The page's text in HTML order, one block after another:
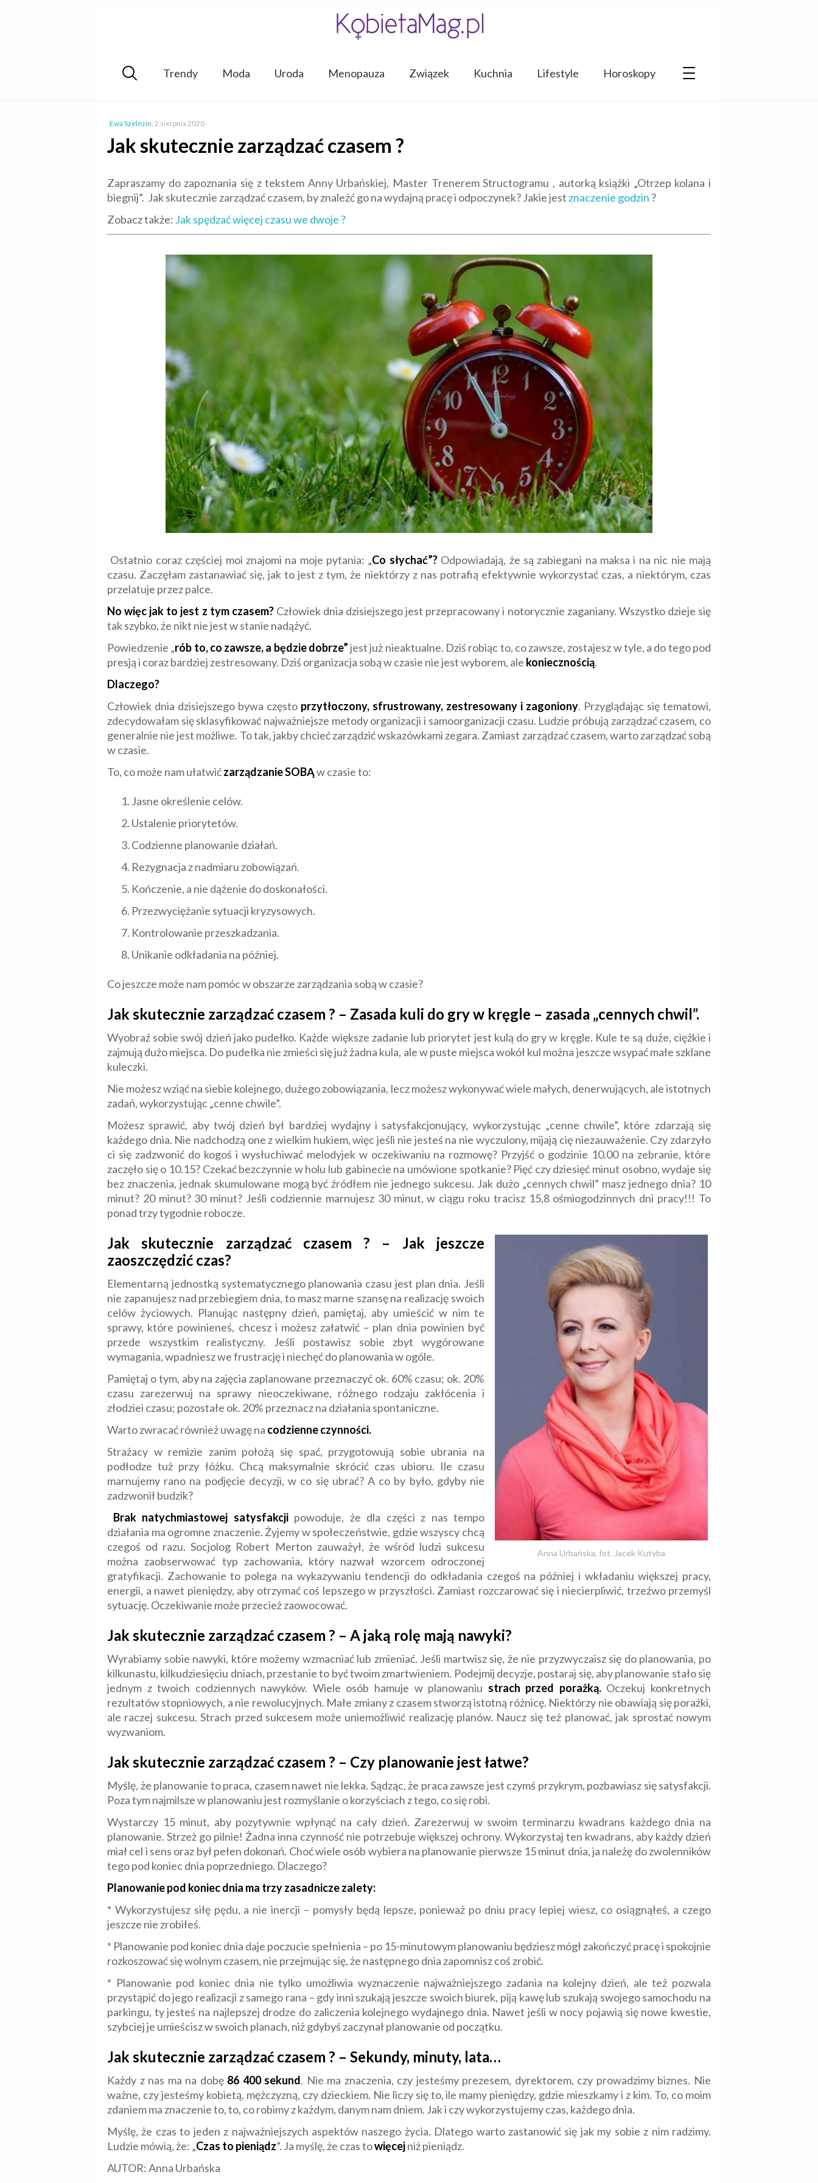
Trendy Moda Uroda Menopauza Związek Kuchnia Lifestyle Horoskopy
Ewa Szelezin, 2 sierpnia 2020
Jak skutecznie zarządzać czasem ?
Zapraszamy do zapoznania się z tekstem Anny Urbańskiej, Master Trenerem Structogramu , autorką książki „Otrzep kolana i
biegnij”. Jak skutecznie zarządzać czasem, by znaleźć go na wydajną pracę i odpoczynek? Jakie jest znaczenie godzin ?
Zobacz także: Jak spędzać więcej czasu we dwoje ?
Ostatnio coraz częściej moi znajomi na moje pytania: „Co słychać”? Odpowiadają, że są zabiegani na maksa i na nic nie mają
czasu. Zaczęłam zastanawiać się, jak to jest z tym, że niektórzy z nas potrafią efektywnie wykorzystać czas, a niektórym, czas
przelatuje przez palce.
No więc jak to jest z tym czasem? Człowiek dnia dzisiejszego jest przepracowany i notorycznie zaganiany. Wszystko dzieje się
tak szybko, że nikt nie jest w stanie nadążyć.
Powiedzenie „rób to, co zawsze, a będzie dobrze”jest już nieaktualne. Dziś robiąc to, co zawsze, zostajesz w tyle, a do tego pod
presją i coraz bardziej zestresowany. Dziś organizacja sobą w czasie nie jest wyborem, ale koniecznością.
Dlaczego?
Człowiek dnia dzisiejszego bywa często przytłoczony, sfrustrowany, zestresowany i zagoniony. Przyglądając się tematowi,
zdecydowałam się sklasyfikować najważniejsze metody organizacji i samoorganizacji czasu. Ludzie próbują zarządzać czasem, co
generalnie nie jest możliwe. To tak, jakby chcieć zarządzić wskazówkami zegara. Zamiast zarządzać czasem, warto zarządzać sobą
w czasie.
To, co może nam ułatwićzarządzanie SOBĄw czasie to:
Jasne określenie celów.
Ustalenie priorytetów.
Codzienne planowanie działań.
Rezygnacja z nadmiaru zobowiązań.
Kończenie, a nie dążenie do doskonałości.
Przezwyciężanie sytuacji kryzysowych.
Kontrolowanie przeszkadzania.
Unikanie odkładania na później.
Co jeszcze może nam pomóc w obszarze zarządzania sobą w czasie?
Jak skutecznie zarządzać czasem ? – Zasada kuli do gry w kręgle – zasada „cennych chwil”.
Wyobraź sobie swój dzień jako pudełko. Każde większe zadanie lub priorytet jest kulą do gry w kręgle. Kule te są duże, ciężkie i
zajmują dużo miejsca. Do pudełka nie zmieści się już żadna kula, ale w puste miejsca wokół kul można jeszcze wsypać małe szklane
kuleczki.
Nie możesz wziąć na siebie kolejnego, dużego zobowiązania, lecz możesz wykonywać wiele małych, denerwujących, ale istotnych
zadań, wykorzystując „cenne chwile”.
Możesz sprawić, aby twój dzień był bardziej wydajny i satysfakcjonujący, wykorzystując „cenne chwile”, które zdarzają się
każdego dnia. Nie nadchodzą one z wielkim hukiem, więc jeśli nie jesteś na nie wyczulony, mijają cię niezauważenie. Czy zdarzyło
ci się zadzwonić do kogoś i wysłuchiwać melodyjek w oczekiwaniu na rozmowę? Przyjść o godzinie 10.00 na zebranie, które
zaczęło się o 10.15? Czekać bezczynnie w holu lub gabinecie na umówione spotkanie? Pięć czy dziesięć minut osobno, wydaje się
bez znaczenia, jednak skumulowane mogą być źródłem nie jednego sukcesu. Jak dużo „cennych chwil” masz jednego dnia? 10
minut? 20 minut? 30 minut? Jeśli codziennie marnujesz 30 minut, w ciągu roku tracisz 15,8 ośmiogodzinnych dni pracy!!! To
ponad trzy tygodnie robocze.
Anna Urbańska, fot. Jacek Kutyba
Jak skutecznie zarządzać czasem ? – Jak jeszcze
zaoszczędzić czas?
Elementarną jednostką systematycznego planowania czasu jest plan dnia. Jeśli
nie zapanujesz nad przebiegiem dnia, to masz marne szansę na realizację swoich
celów życiowych. Planując następny dzień, pamiętaj, aby umieścić w nim te
sprawy, które powinieneś, chcesz i możesz załatwić – plan dnia powinien być
przede wszystkim realistyczny. Jeśli postawisz sobie zbyt wygórowane
wymagania, wpadniesz we frustrację i niechęć do planowania w ogóle.
Pamiętaj o tym, aby na zajęcia zaplanowane przeznaczyć ok. 60% czasu; ok. 20%
czasu zarezerwuj na sprawy nieoczekiwane, różnego rodzaju zakłócenia i
złodziei czasu; pozostałe ok. 20% przeznacz na działania spontaniczne.
Warto zwracać również uwagę na codzienne czynności.
Strażacy w remizie zanim położą się spać, przygotowują sobie ubrania na
podłodze tuż przy łóżku. Chcą maksymalnie skrócić czas ubioru. Ile czasu
marnujemy rano na podjęcie decyzji, w co się ubrać? A co by było, gdyby nie
zadzwonił budzik?
Brak natychmiastowej satysfakcji powoduje, że dla części z nas tempo
działania ma ogromne znaczenie. Żyjemy w społeczeństwie, gdzie wszyscy chcą
czegoś od razu. Socjolog Robert Merton zauważył, że wśród ludzi sukcesu
można zaobserwować typ zachowania, który nazwał wzorcem odroczonej
gratyfikacji. Zachowanie to polega na wykazywaniu tendencji do odkładania czegoś na później i wkładaniu większej pracy,
energii, a nawet pieniędzy, aby otrzymać coś lepszego w przyszłości. Zamiast rozczarować się i niecierpliwić, trzeźwo przemyśl
sytuację. Oczekiwanie może przecież zaowocować.
Jak skutecznie zarządzać czasem ? – A jaką rolę mają nawyki?
Wyrabiamy sobie nawyki, które możemy wzmacniać lub zmieniać. Jeśli martwisz się, że nie przyzwyczaisz się do planowania, po
kilkunastu, kilkudziesięciu dniach, przestanie to być twoim zmartwieniem. Podejmij decyzje, postaraj się, aby planowanie stało się
jednym z twoich codziennych nawyków. Wiele osób hamuje w planowaniu strach przed porażką. Oczekuj konkretnych
rezultatów stopniowych, a nie rewolucyjnych. Małe zmiany z czasem stworzą istotną różnicę. Niektórzy nie obawiają się porażki,
ale raczej sukcesu. Strach przed sukcesem może uniemożliwić realizację planów. Naucz się też planować, jak sprostać nowym
wyzwaniom.
Jak skutecznie zarządzać czasem ? – Czy planowanie jest łatwe?
Myślę, że planowanie to praca, czasem nawet nie lekka. Sądząc, że praca zawsze jest czymś przykrym, pozbawiasz się satysfakcji.
Poza tym najmilsze w planowaniu jest rozmyślanie o korzyściach z tego, co się robi.
Wystarczy 15 minut, aby pozytywnie wpłynąć na cały dzień. Zarezerwuj w swoim terminarzu kwadrans każdego dnia na
planowanie. Strzeż go pilnie! Żadna inna czynność nie potrzebuje większej ochrony. Wykorzystaj ten kwadrans, aby każdy dzień
miał cel i sens oraz był pełen dokonań. Choć wiele osób wybiera na planowanie pierwsze 15 minut dnia, ja należę do zwolenników
tego pod koniec dnia poprzedniego. Dlaczego?
Planowanie pod koniec dnia ma trzy zasadnicze zalety:
* Wykorzystujesz siłę pędu, a nie inercji – pomysły będą lepsze, ponieważ po dniu pracy lepiej wiesz, co osiągnąłeś, a czego
jeszcze nie zrobiłeś.
* Planowanie pod koniec dnia daje poczucie spełnienia – po 15-minutowym planowaniu będziesz mógł zakończyć pracę i spokojnie
rozkoszować się wolnym czasem, nie przejmując się, że następnego dnia zapomnisz coś zrobić.
* Planowanie pod koniec dnia nie tylko umożliwia wyznaczenie najważniejszego zadania na kolejny dzień, ale też pozwala
przystąpić do jego realizacji z samego rana – gdy inni szukają jeszcze swoich biurek, piją kawę lub szukają swojego samochodu na
parkingu, ty jesteś na najlepszej drodze do zaliczenia kolejnego wydajnego dnia. Nawet jeśli w nocy pojawią się nowe kwestie,
szybciej je umieścisz w swoich planach, niż gdybyś zaczynał planowanie od początku.
Jak skutecznie zarządzać czasem ? – Sekundy, minuty, lata…
Każdy z nas ma na dobę 86 400 sekund. Nie ma znaczenia, czy jesteśmy prezesem, dyrektorem, czy prowadzimy biznes. Nie
ważne, czy jesteśmy kobietą, mężczyzną, czy dzieckiem. Nie liczy się to, ile mamy pieniędzy, gdzie mieszkamy i z kim. To, co moim
zdaniem ma znaczenie to, to, co robimy z każdym, danym nam dniem. Jak i czy wykorzystujemy czas, każdego dnia.
Myślę, że czas to jeden z najważniejszych aspektów naszego życia. Dlatego warto zastanowić się jak my sobie z nim radzimy.
Ludzie mówią, że: „Czas to pieniądz”. Ja myślę, że czas towięcejniż pieniądz.
AUTOR: Anna Urbańska